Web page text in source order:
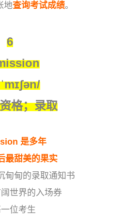
地查询考试成绩。
6
格；录取
是多年
最甜美的果实
甸甸的录取通知书
世界的入场券
位考生